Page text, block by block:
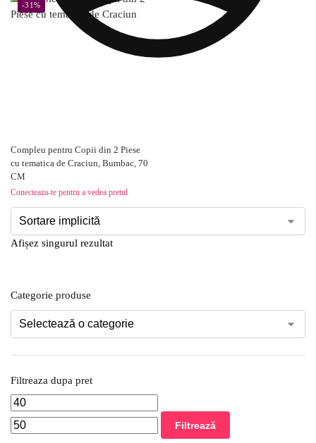
-31%
Compleu pentru Copii din 2 Piese
cu tematica de Craciun, Bumbac, 70
CM
Conecteaza-te pentru a vedea pretul
Afișez singurul rezultat
Categorie produse
Filtreaza dupa pret
Filtrează